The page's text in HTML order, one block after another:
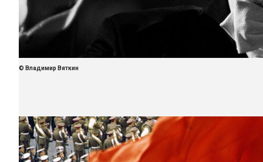
© Владимир Вяткин